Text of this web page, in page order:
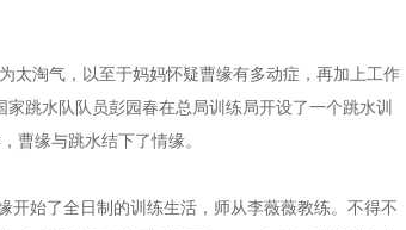
淘气，以至于妈妈怀疑曹缘有多动症，再加上工作
跳水队队员彭园春在总局训练局开设了一个跳水训
曹缘与跳水结下了情缘。
始了全日制的训练生活，师从李薇薇教练。不得不